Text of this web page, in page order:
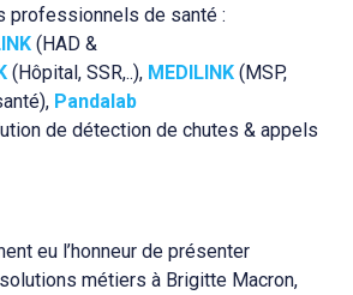
professionnels de santé :
(HAD &
(Hôpital, SSR,..), MEDILINK (MSP,
Pandalab
de détection de chutes & appels
eu l’honneur de présenter
métiers à Brigitte Macron,